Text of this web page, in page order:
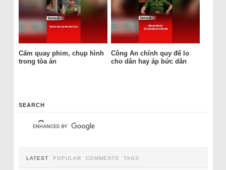
Cấm quay phim, chụp hình
trong tòa án
Công An chính quy để lo
cho dân hay áp bức dân
SEARCH
LATEST POPULAR COMMENTS TAGS